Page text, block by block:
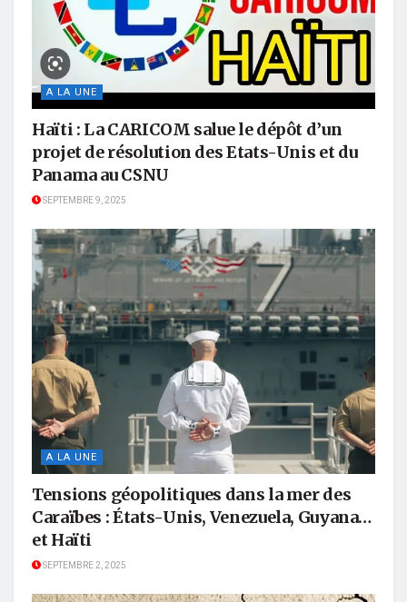
A LA UNE
Haïti : La CARICOM salue le dépôt d’un
projet de résolution des Etats-Unis et du
Panama au CSNU
SEPTEMBRE 9, 2025
A LA UNE
Tensions géopolitiques dans la mer des
Caraïbes : États-Unis, Venezuela, Guyana…
et Haïti
SEPTEMBRE 2, 2025